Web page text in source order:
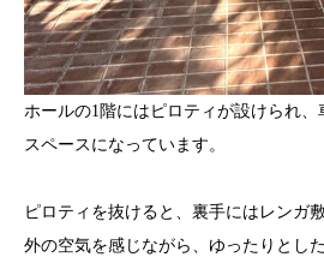
ホールの1階にはピロティが設けられ
スペースになっています。
ピロティを抜けると、裏手にはレンガ
外の空気を感じながら、ゆったりとし